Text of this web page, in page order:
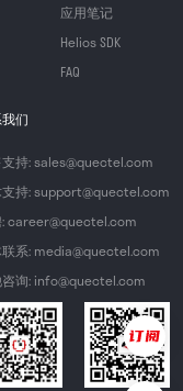
应用笔记
Helios SDK
FAQ
们
持: sales@quectel.com
持: support@quectel.com
career@quectel.com
系: media@quectel.com
询: info@quectel.com